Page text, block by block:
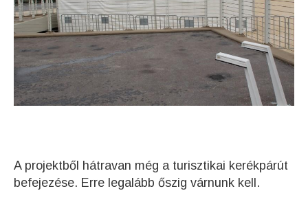
A projektből hátravan még a turisztikai kerékpárút
befejezése. Erre legalább őszig várnunk kell.